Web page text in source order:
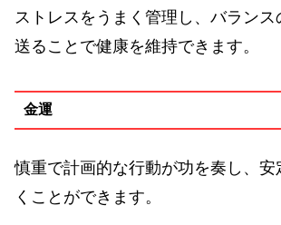
ストレスをうまく管理し、バランス
送ることで健康を維持できます。
金運
慎重で計画的な行動が功を奏し、安
くことができます。